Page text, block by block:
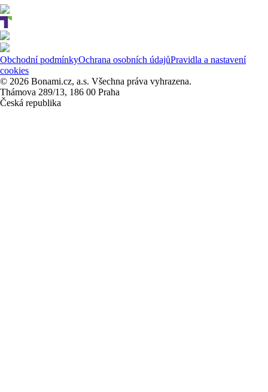
Obchodní podmínkyOchrana osobních údajůPravidla a nastavení
cookies
© 2026 Bonami.cz, a.s. Všechna práva vyhrazena.
Thámova 289/13, 186 00 Praha
Česká republika